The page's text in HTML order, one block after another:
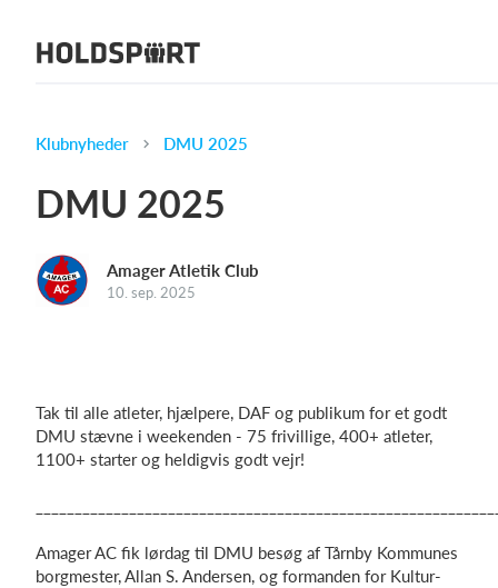
Om Holdsport
Presseomtale
Kalender
Billetsystem
Klubnyheder DMU 2025
DMU 2025
Amager Atletik Club
10. sep. 2025
Tak til alle atleter, hjælpere, DAF og publikum for et godt
DMU stævne i weekenden - 75 frivillige, 400+ atleter,
1100+ starter og heldigvis godt vejr!
Amager AC fik lørdag til DMU besøg af Tårnby Kommunes
borgmester, Allan S. Andersen, og formanden for Kultur-